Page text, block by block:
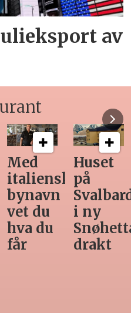
av
Ny
teknologi
gjør
manuell
varetelling
unødvendig
Siste
Horeca-
før